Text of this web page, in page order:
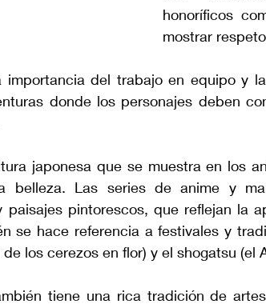
honoríficos
mostrar
importancia del trabajo en equipo y
donde los personajes deben
japonesa que se muestra en los
belleza. Las series de anime y
paisajes pintorescos, que reflejan la
se hace referencia a festivales y
los cerezos en flor) y el shogatsu (el
tiene una rica tradición de